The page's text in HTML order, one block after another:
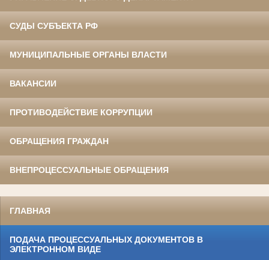
СУДЫ СУБЪЕКТА РФ
МУНИЦИПАЛЬНЫЕ ОРГАНЫ ВЛАСТИ
ВАКАНСИИ
ПРОТИВОДЕЙСТВИЕ КОРРУПЦИИ
ОБРАЩЕНИЯ ГРАЖДАН
ВНЕПРОЦЕССУАЛЬНЫЕ ОБРАЩЕНИЯ
ГЛАВНАЯ
ПОДАЧА ПРОЦЕССУАЛЬНЫХ ДОКУМЕНТОВ В
ЭЛЕКТРОННОМ ВИДЕ